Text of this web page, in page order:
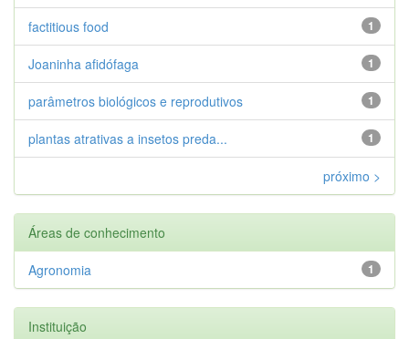
1
factitious food
1
Joaninha afidófaga
1
parâmetros biológicos e reprodutivos
1
plantas atrativas a insetos preda...
próximo >
Áreas de conhecimento
1
Agronomia
Instituição